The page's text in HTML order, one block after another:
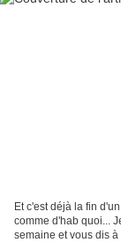
Et c'est déjà la fin
comme d'hab quoi...
semaine et vous dis à